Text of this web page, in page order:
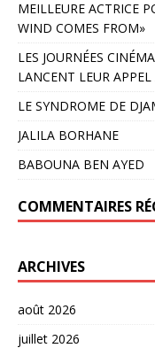
MEILLEURE ACTRICE
WIND COMES FROM»
LES JOURNÉES
LANCENT LEUR
LE SYNDROME DE
JALILA BORHANE
BABOUNA BEN AYED
COMMENTAIRES
ARCHIVES
août 2026
juillet 2026